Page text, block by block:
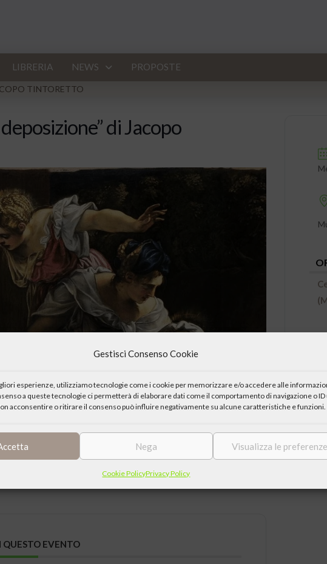
Gestisci Consenso Cookie
esperienze, utilizziamo tecnologie come i cookie per memorizzare e/o accedere alle
a queste tecnologie ci permetterà di elaborare dati come il comportamento di navigazione o ID
acconsentire o ritirare il consenso può influire negativamente su alcune caratteristiche e funzioni.
Nega Visualizza le preferenze
Cookie PolicyPrivacy Policy
LIBRERIA NEWS PROPOSTE
TINTORETTO
di Jacopo
Nadia Righi a seguire visita all’opera.
QUESTO EVENTO